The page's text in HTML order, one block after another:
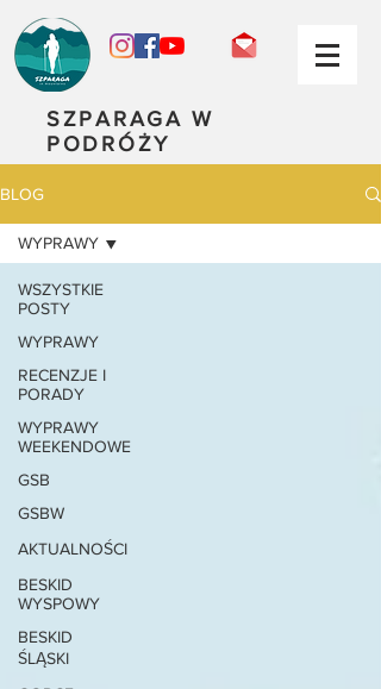
SZPARAGA W
PODRÓŻY
BLOG
WSZYSTKIE
POSTY
WYPRAWY
RECENZJE I
PORADY
WYPRAWY
WEEKENDOWE
GSB
GSBW
AKTUALNOŚCI
BESKID
WYSPOWY
BESKID
ŚLĄSKI
WYPRAWY